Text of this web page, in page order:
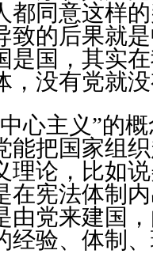
都同意这样
致的后果就
是国，其实
，没有党就
心主义”的
能把国家组
理论，比如
在宪法体制
由党来建国
经验、体制